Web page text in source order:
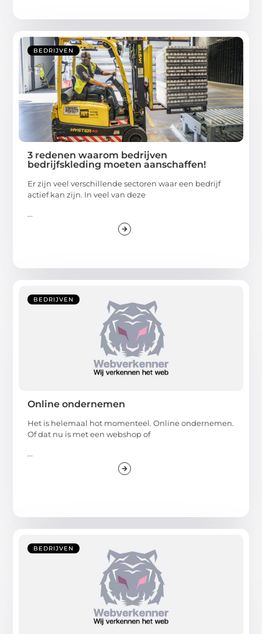
BEDRIJVEN
3 redenen waarom bedrijven
bedrijfskleding moeten aanschaffen!
Er zijn veel verschillende sectoren waar een bedrijf
actief kan zijn. In veel van deze
...
BEDRIJVEN
Online ondernemen
Het is helemaal hot momenteel. Online ondernemen.
Of dat nu is met een webshop of
...
BEDRIJVEN